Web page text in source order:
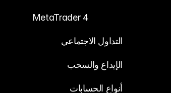
MetaTrader 4
التداول الاجتماعي
الإيداع والسحب
أنواع الحسابات